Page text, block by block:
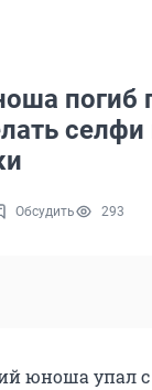
погиб
Обсудить 293
юноша упал